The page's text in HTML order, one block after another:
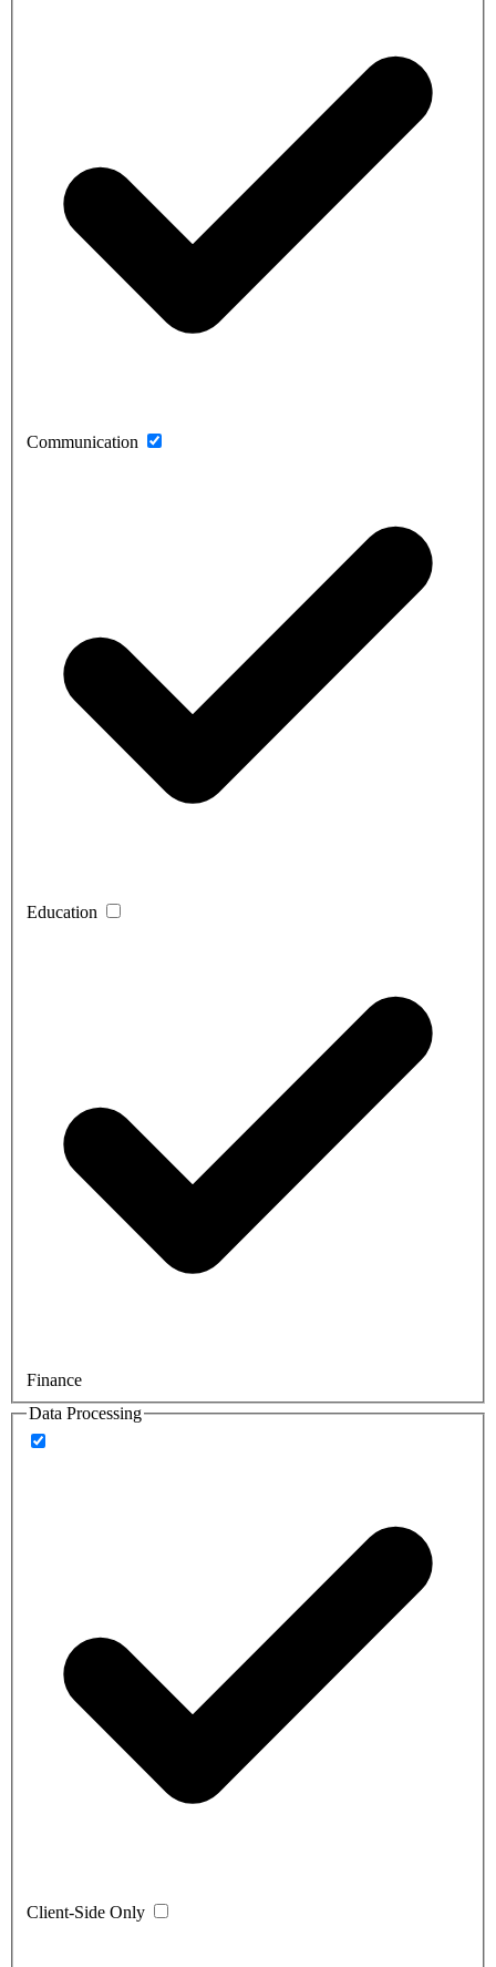
Communication
Education
Finance
Data Processing
Client-Side Only